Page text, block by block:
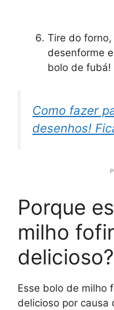
Tire do
desenforme
bolo de fubá!
Como fazer
desenhos!
Porque
milho
delicioso?
Esse bolo de milho
delicioso por causa